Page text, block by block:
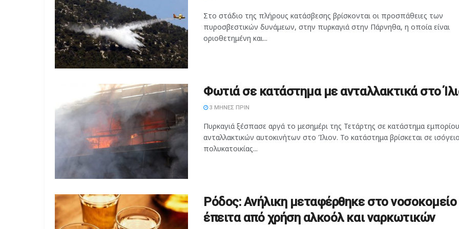
Στο στάδιο της πλήρους κατάσβεσης βρίσκονται οι προσπάθειες των
πυροσβεστικών δυνάμεων, στην πυρκαγιά στην Πάρνηθα, η οποία είναι
οριοθετημένη και...
Φωτιά σε κατάστημα με ανταλλακτικά στο
3 ΜΉΝΕΣ ΠΡΙΝ
Πυρκαγιά ξέσπασε αργά το μεσημέρι της Τετάρτης σε κατάστημα εμπορίου
ανταλλακτικών αυτοκινήτων στο Ίλιον. Το κατάστημα βρίσκεται σε ισόγειο
πολυκατοικίας...
Ρόδος: Ανήλικη μεταφέρθηκε στο νοσοκομείο
έπειτα από χρήση αλκοόλ και ναρκωτικών